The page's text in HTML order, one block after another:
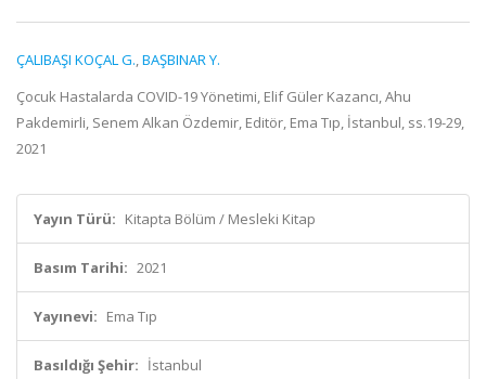
ÇALIBAŞI KOÇAL G.,BAŞBINAR Y.
Çocuk Hastalarda COVID-19 Yönetimi, Elif Güler Kazancı, Ahu
Pakdemirli, Senem Alkan Özdemir, Editör, Ema Tıp, İstanbul, ss.19-29,
2021
Yayın Türü: Kitapta Bölüm / Mesleki Kitap
Basım Tarihi: 2021
Yayınevi: Ema Tıp
Basıldığı Şehir: İstanbul